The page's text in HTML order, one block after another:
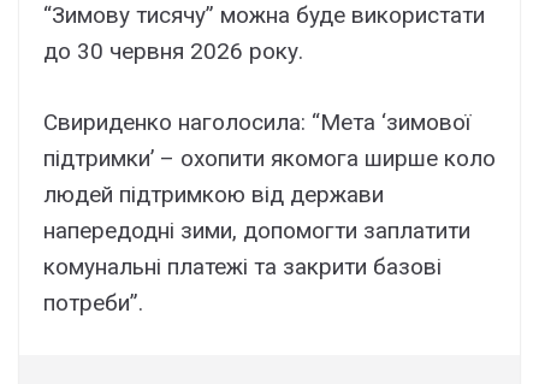
“Зимову тисячу” можна буде використати
до 30 червня 2026 року.
Свириденко наголосила: “Мета ‘зимової
підтримки’ – охопити якомога ширше коло
людей підтримкою від держави
напередодні зими, допомогти заплатити
комунальні платежі та закрити базові
потреби”.